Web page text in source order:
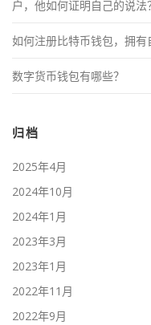
户，他如何证明自己的说法
如何注册比特币钱包，拥有
数字货币钱包有哪些？
归档
2025年4月
2024年10月
2024年1月
2023年3月
2023年1月
2022年11月
2022年9月